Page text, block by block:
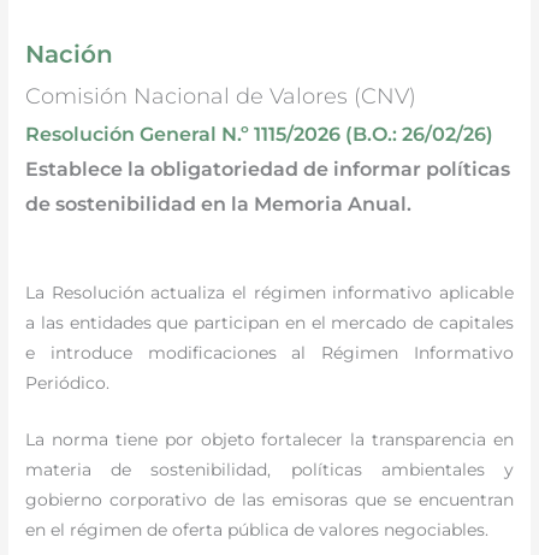
Nación
Comisión Nacional de Valores (CNV)
Resolución General N.º 1115/2026 (B.O.: 26/02/26)
Establece la obligatoriedad de informar políticas
de sostenibilidad en la Memoria Anual.
La Resolución actualiza el régimen informativo aplicable
a las entidades que participan en el mercado de capitales
e introduce modificaciones al Régimen Informativo
Periódico.
La norma tiene por objeto fortalecer la transparencia en
materia de sostenibilidad, políticas ambientales y
gobierno corporativo de las emisoras que se encuentran
en el régimen de oferta pública de valores negociables.